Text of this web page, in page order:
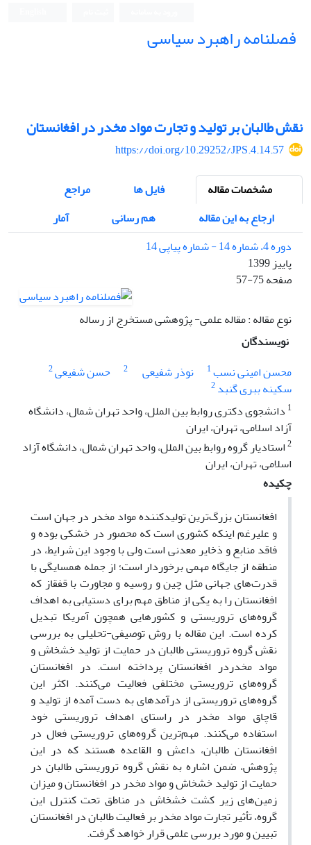
فصلنامه راهبرد سیاسی
نقش طالبان بر تولید و تجارت مواد مخدر در افغانستان
https://doi.org/10.29252/JPS.4.14.57
مشخصات مقاله
فایل ها
مراجع
ارجاع به این مقاله
هم رسانی
آمار
دوره 4، شماره 14 - شماره پیاپی 14
پاییز 1399
صفحه57-75
نوع مقاله : مقاله علمی- پژوهشی مستخرج از رساله
نویسندگان
محسن امینی نسب1 نوذر شفیعی 2 حسن شفیعی2
سکینه ببری گنبد2
1 دانشجوی دکتری روابط بین الملل، واحد تهران شمال، دانشگاه
آزاد اسلامی، تهران، ایران
2استادیار گروه روابط بین الملل، واحد تهران شمال، دانشگاه آزاد
اسلامی، تهران، ایران
چکیده
افغانستان بزرگ‌ترین تولیدکننده مواد مخدر در جهان است
و علیرغم اینکه کشوری است که محصور در خشکی بوده و
فاقد منابع و ذخایر معدنی است ولی با وجود این شرایط، در
منطقه از جایگاه مهمی برخوردار است؛ از جمله همسایگی با
قدرت‌های جهانی مثل چین و روسیه و مجاورت با قفقاز که
افغانستان را به یکی از مناطق مهم برای دستیابی به اهداف
گروه‌های تروریستی و کشورهایی همچون آمریکا تبدیل
کرده است. این مقاله با روش توصیفی-تحلیلی به بررسی
نقش گروه‌ تروریستی طالبان در حمایت از تولید خشخاش و
مواد مخدردر افغانستان پرداخته است. در افغانستان
گروه‌های تروریستی مختلفی فعالیت می‌کنند. اکثر این
گروه‌های تروریستی از درآمدهای به دست آمده از تولید و
قاچاق مواد مخدر در راستای اهداف تروریستی خود
استفاده می‌کنند. مهم‌ترین گروه‌های تروریستی فعال در
افغانستان طالبان، داعش و القاعده هستند که در این
پژوهش، ضمن اشاره به نقش گروه تروریستی طالبان در
حمایت از تولید خشخاش و مواد مخدر در افغانستان و میزان
زمین‌های زیر کشت خشخاش در مناطق تحت کنترل این
گروه‌، تأثیر تجارت مواد مخدر بر فعالیت طالبان در افغانستان
تبیین و مورد بررسی علمی قرار خواهد گرفت.